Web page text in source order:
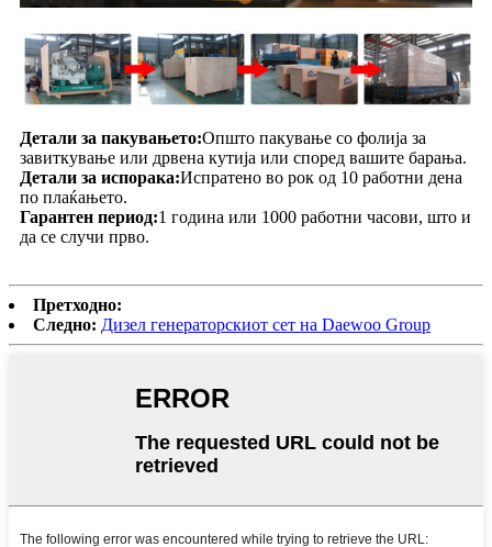
Детали за пакувањето:Општо пакување со фолија за
завиткување или дрвена кутија или според вашите барања.
Детали за испорака:Испратено во рок од 10 работни дена
по плаќањето.
Гарантен период:1 година или 1000 работни часови, што и
да се случи прво.
Претходно:
Следно: Дизел генераторскиот сет на Daewoo Group